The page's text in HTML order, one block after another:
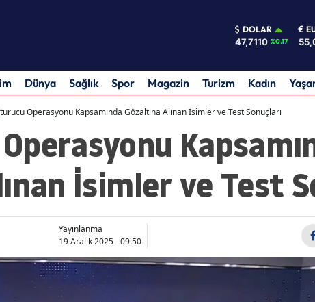
DOLAR
47,7110 %0.17
Dünya Sağlık Spor Magazin Turizm Kadın
Operasyonu Kapsamında Gözaltına Alınan İsimler ve Test Sonuçları
İsimler ve Test
Yayınlanma
19 Aralık 2025 - 09:50